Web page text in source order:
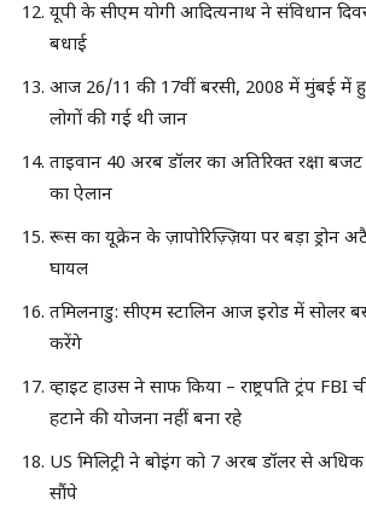
यूपी के सीएम योगी आदित्यनाथ ने संविधान
बधाई
आज 26/11 की 17वीं बरसी, 2008 में मुंबई में
लोगों की गई थी जान
ताइवान 40 अरब डॉलर का अतिरिक्त रक्षा बजट
का ऐलान
रूस का यूक्रेन के ज़ापोरिज़्ज़िया पर बड़ा
घायल
तमिलनाडु: सीएम स्टालिन आज इरोड में सोलर
करेंगे
व्हाइट हाउस ने साफ किया – राष्ट्रपति ट्रंप
हटाने की योजना नहीं बना रहे
US मिलिट्री ने बोइंग को 7 अरब डॉलर से
सौंपे